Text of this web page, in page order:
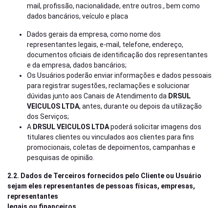
mail, profissão, nacionalidade, entre outros., bem como
dados bancários, veículo e placa
Dados gerais da empresa, como nome dos
representantes legais, e-mail, telefone, endereço,
documentos oficiais de identificação dos representantes
e da empresa, dados bancários;
Os Usuários poderão enviar informações e dados pessoais
para registrar sugestões, reclamações e solucionar
dúvidas junto aos Canais de Atendimento da DRSUL
VEICULOS LTDA, antes, durante ou depois da utilização
dos Serviços;
A DRSUL VEICULOS LTDApoderá solicitar imagens dos
titulares clientes ou vinculados aos clientes para fins
promocionais, coletas de depoimentos, campanhas e
pesquisas de opinião.
2.2. Dados de Terceiros fornecidos pelo Cliente ou Usuário
sejam eles representantes de pessoas físicas, empresas,
representantes